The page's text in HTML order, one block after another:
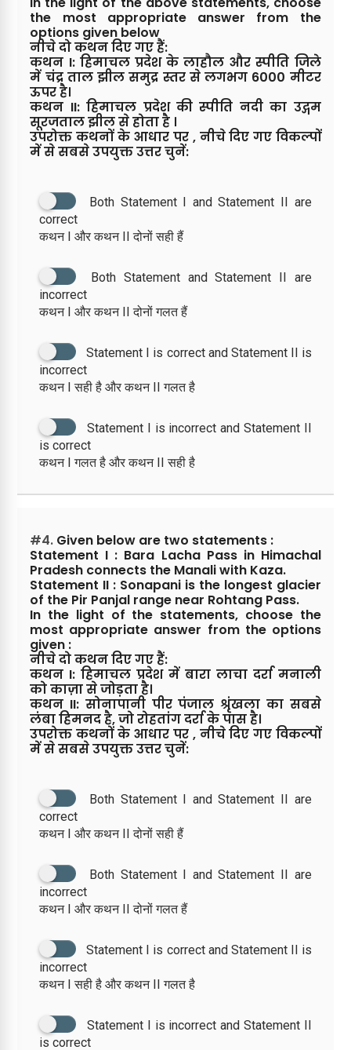
the most appropriate answer from the
options given below
नीचे दो कथन दिए गए हैं:
कथन I: हिमाचल प्रदेश के लाहौल और स्पीति जिले
में चंद्र ताल झील समुद्र स्तर से लगभग 6000 मीटर
ऊपर है।
कथन II: हिमाचल प्रदेश की स्पीति नदी का उद्गम
सूरजताल झील से होता है ।
उपरोक्त कथनों के आधार पर , नीचे दिए गए विकल्पों
में से सबसे उपयुक्त उत्तर चुनें:
Both Statement I and Statement II are
correct
कथन I और कथन II दोनों सही हैं
Both Statement and Statement II are
incorrect
कथन I और कथन II दोनों गलत हैं
Statement I is correct and Statement II is
incorrect
कथन I सही है और कथन II गलत है
Statement I is incorrect and Statement II
is correct
कथन I गलत है और कथन II सही है
#4. Given below are two statements :
Statement I : Bara Lacha Pass in Himachal
Pradesh connects the Manali with Kaza.
Statement II : Sonapani is the longest glacier
of the Pir Panjal range near Rohtang Pass.
In the light of the statements, choose the
most appropriate answer from the options
given :
नीचे दो कथन दिए गए हैं:
कथन I: हिमाचल प्रदेश में बारा लाचा दर्रा मनाली
को काज़ा से जोड़ता है।
कथन II: सोनापानी पीर पंजाल श्रृंखला का सबसे
लंबा हिमनद है, जो रोहतांग दर्रा के पास है।
उपरोक्त कथनों के आधार पर , नीचे दिए गए विकल्पों
में से सबसे उपयुक्त उत्तर चुनें:
Both Statement I and Statement II are
correct
कथन I और कथन II दोनों सही हैं
Both Statement I and Statement II are
incorrect
कथन I और कथन II दोनों गलत हैं
Statement I is correct and Statement II is
incorrect
कथन I सही है और कथन II गलत है
Statement I is incorrect and Statement II
is correct